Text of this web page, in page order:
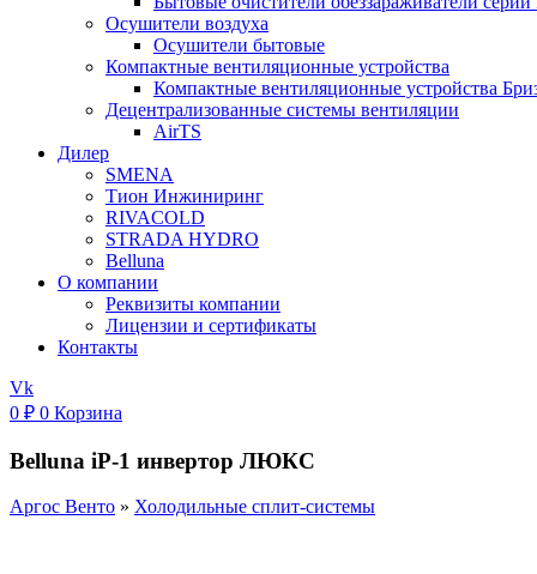
Осушители воздуха
Осушители бытовые
Компактные вентиляционные устройства
Компактные вентиляционные устройства
Децентрализованные системы вентиляции
AirTS
Дилер
SMENA
Тион Инжиниринг
RIVACOLD
STRADA HYDRO
Belluna
О компании
Реквизиты компании
Лицензии и сертификаты
Контакты
Vk
0 ₽ 0 Корзина
Belluna iP-1 инвертор ЛЮКС
Аргос Венто » Холодильные сплит-системы